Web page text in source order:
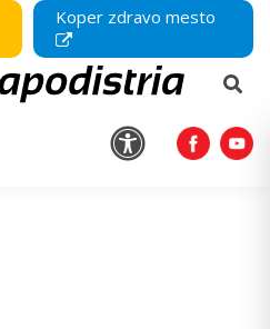
Koper zdravo mesto